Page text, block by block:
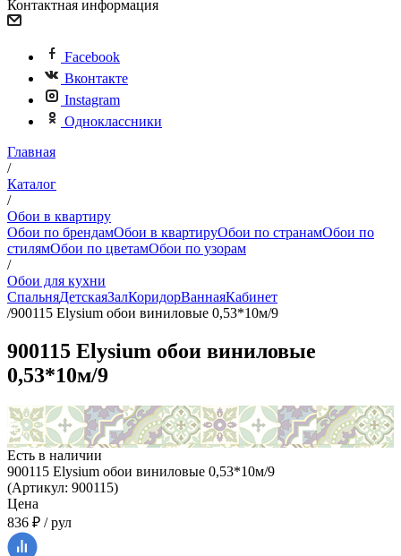
Контактная информация
Facebook
Вконтакте
Instagram
Одноклассники
Главная
/
Каталог
/
Обои в квартиру
Обои по брендамОбои в квартируОбои по странамОбои по
стилямОбои по цветамОбои по узорам
/
Обои для кухни
СпальняДетскаяЗалКоридорВаннаяКабинет
/900115 Elysium обои виниловые 0,53*10м/9
900115 Elysium обои виниловые
0,53*10м/9
Есть в наличии
900115 Elysium обои виниловые 0,53*10м/9
(Артикул: 900115)
Цена
836 ₽ / рул